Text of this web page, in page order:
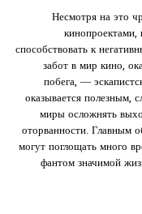
Несмотря на это
кинопроектами,
способствовать к
забот в мир кино,
побега, —
оказывается полезным,
миры осложнять
оторванности. Главным
могут поглощать много
фантом значимой